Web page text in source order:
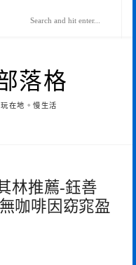
落格
在地。慢生活
林推薦-鈺善
咖啡因窈窕盈